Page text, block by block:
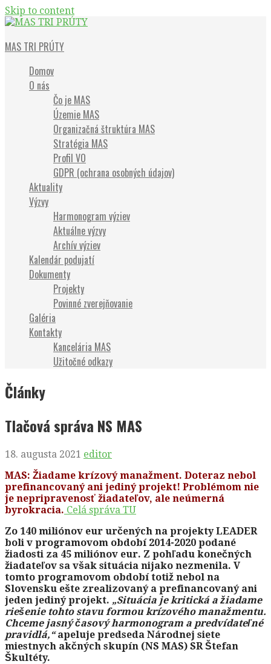
Skip to content
MAS TRI PRÚTY
Domov
O nás
Čo je MAS
Územie MAS
Organizačná štruktúra MAS
Stratégia MAS
Profil VO
GDPR (ochrana osobných údajov)
Aktuality
Výzvy
Harmonogram výziev
Aktuálne výzvy
Archív výziev
Kalendár podujatí
Dokumenty
Projekty
Povinné zverejňovanie
Galéria
Kontakty
Kancelária MAS
Užitočné odkazy
Články
Tlačová správa NS MAS
18. augusta 2021 editor
MAS: Žiadame krízový manažment. Doteraz nebol
prefinancovaný ani jediný projekt! Problémom nie
je nepripravenosť žiadateľov, ale neúmerná
byrokracia. Celá správa TU
Zo 140 miliónov eur určených na projekty LEADER
boli v programovom období 2014-2020 podané
žiadosti za 45 miliónov eur. Z pohľadu konečných
žiadateľov sa však situácia nijako nezmenila. V
tomto programovom období totiž nebol na
Slovensku ešte zrealizovaný a prefinancovaný ani
jeden jediný projekt. „Situácia je kritická a žiadame
riešenie tohto stavu formou krízového manažmentu.
Chceme jasný časový harmonogram a predvídateľné
pravidlá,“apeluje predseda Národnej siete
miestnych akčných skupín (NS MAS) SR Štefan
Škultéty.